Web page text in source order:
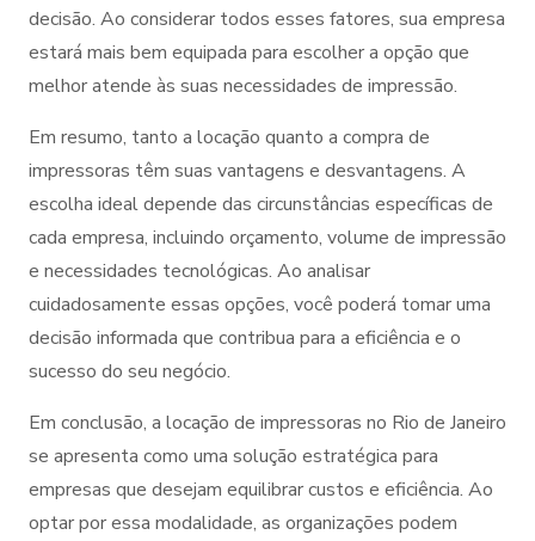
decisão. Ao considerar todos esses fatores, sua empresa
estará mais bem equipada para escolher a opção que
melhor atende às suas necessidades de impressão.
Em resumo, tanto a locação quanto a compra de
impressoras têm suas vantagens e desvantagens. A
escolha ideal depende das circunstâncias específicas de
cada empresa, incluindo orçamento, volume de impressão
e necessidades tecnológicas. Ao analisar
cuidadosamente essas opções, você poderá tomar uma
decisão informada que contribua para a eficiência e o
sucesso do seu negócio.
Em conclusão, a locação de impressoras no Rio de Janeiro
se apresenta como uma solução estratégica para
empresas que desejam equilibrar custos e eficiência. Ao
optar por essa modalidade, as organizações podem